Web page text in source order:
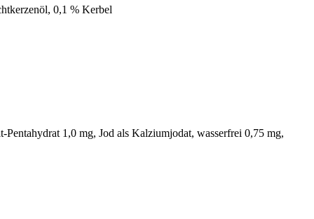
0,1 % Kerbel
1,0 mg, Jod als Kalziumjodat, wasserfrei 0,75 mg,